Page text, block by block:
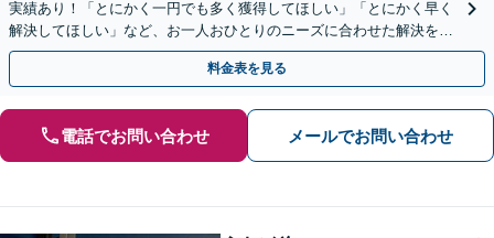
実績あり！「とにかく一円でも多く獲得してほしい」「とにかく早く
解決してほしい」など、お一人おひとりのニーズに合わせた解決を目
指します【WEB面談可】
料金表を見る
電話でお問い合わせ メールでお問い合わせ